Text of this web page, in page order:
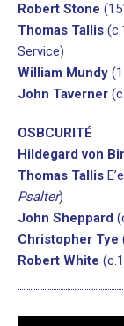
Robert Stone
Thomas Tallis
Service)
William Mundy
John Taverner
OSBCURITÉ
Hildegard von
Thomas Tallis
Psalter)
John Sheppard
Christopher Tye
Robert White